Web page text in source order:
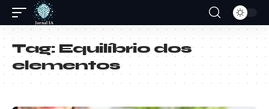
Tag:Equilíbrio dos
elementos